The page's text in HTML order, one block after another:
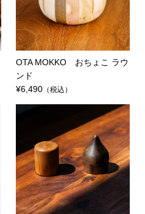
OTA MOKKO おちょこ ラウ
ンド
¥6,490 （税込）